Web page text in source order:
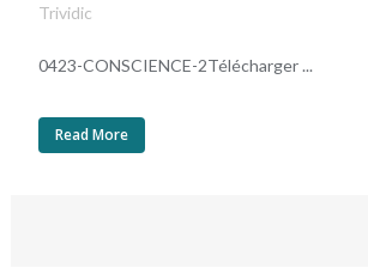
Trividic
0423-CONSCIENCE-2Télécharger ...
Read More